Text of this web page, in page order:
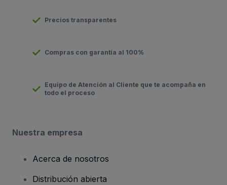
Precios transparentes
Compras con garantía al 100%
Equipo de Atención al Cliente que te acompaña en
todo el proceso
Nuestra empresa
Acerca de nosotros
Distribución abierta